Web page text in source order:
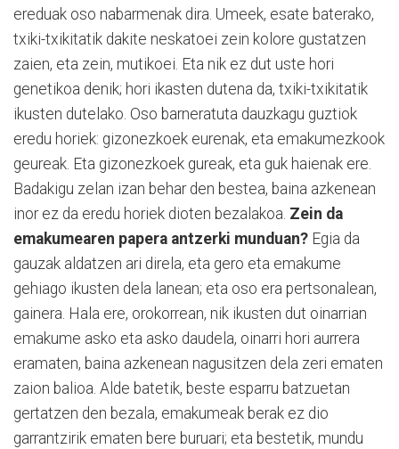
ereduak oso nabarmenak dira. Umeek, esate baterako,
txiki-txikitatik dakite neskatoei zein kolore gustatzen
zaien, eta zein, mutikoei. Eta nik ez dut uste hori
genetikoa denik; hori ikasten dutena da, txiki-txikitatik
ikusten dutelako. Oso barneratuta dauzkagu guztiok
eredu horiek: gizonezkoek eurenak, eta emakumezkook
geureak. Eta gizonezkoek gureak, eta guk haienak ere.
Badakigu zelan izan behar den bestea, baina azkenean
inor ez da eredu horiek dioten bezalakoa. Zein da
emakumearen papera antzerki munduan? Egia da
gauzak aldatzen ari direla, eta gero eta emakume
gehiago ikusten dela lanean; eta oso era pertsonalean,
gainera. Hala ere, orokorrean, nik ikusten dut oinarrian
emakume asko eta asko daudela, oinarri hori aurrera
eramaten, baina azkenean nagusitzen dela zeri ematen
zaion balioa. Alde batetik, beste esparru batzuetan
gertatzen den bezala, emakumeak berak ez dio
garrantzirik ematen bere buruari; eta bestetik, mundu